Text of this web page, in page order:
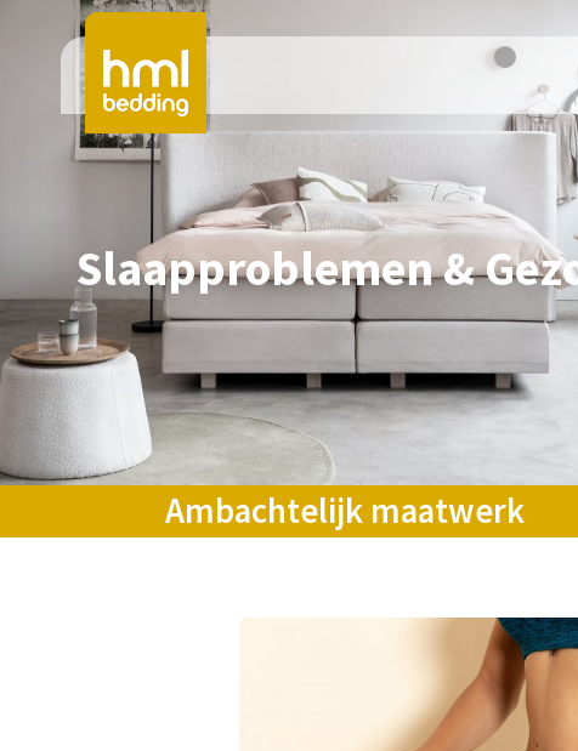
Slaapproblemen &
Ambachtelijk maatwerk